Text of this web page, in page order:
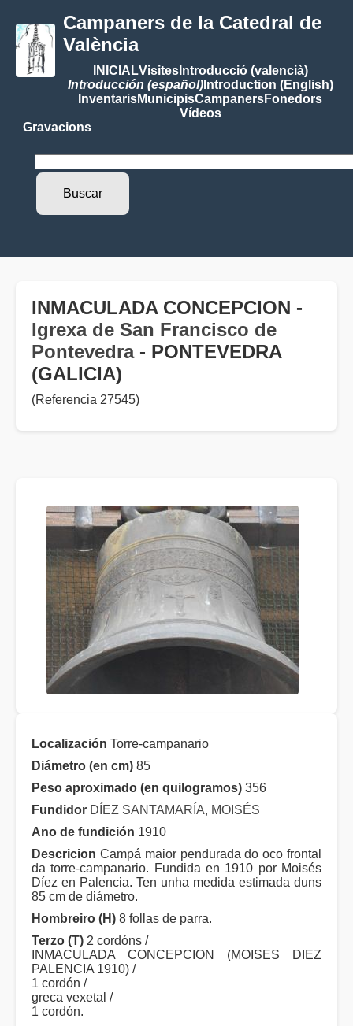
Campaners de la Catedral de
València
INICIALVisitesIntroducció (valencià)
Introducción (español)Introduction (English)
InventarisMunicipisCampanersFonedors
Vídeos
Gravacions
INMACULADA CONCEPCION -
Igrexa de San Francisco de
Pontevedra- PONTEVEDRA
(GALICIA)
(Referencia 27545)
Localización Torre-campanario
Diámetro (en cm) 85
Peso aproximado (en quilogramos) 356
Fundidor DÍEZ SANTAMARÍA, MOISÉS
Ano de fundición 1910
Descricion Campá maior pendurada do oco frontal
da torre-campanario. Fundida en 1910 por Moisés
Díez en Palencia. Ten unha medida estimada duns
85 cm de diámetro.
Hombreiro (H) 8 follas de parra.
Terzo (T) 2 cordóns /
INMACULADA CONCEPCION (MOISES DIEZ
PALENCIA 1910) /
1 cordón /
greca vexetal /
1 cordón.